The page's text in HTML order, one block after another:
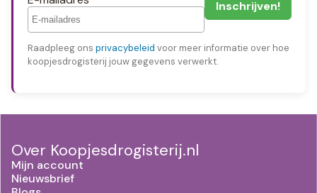
Raadpleeg ons privacybeleid voor meer informatie over hoe
koopjesdrogisterij jouw gegevens verwerkt.
Over Koopjesdrogisterij.nl
Mijn account
Nieuwsbrief